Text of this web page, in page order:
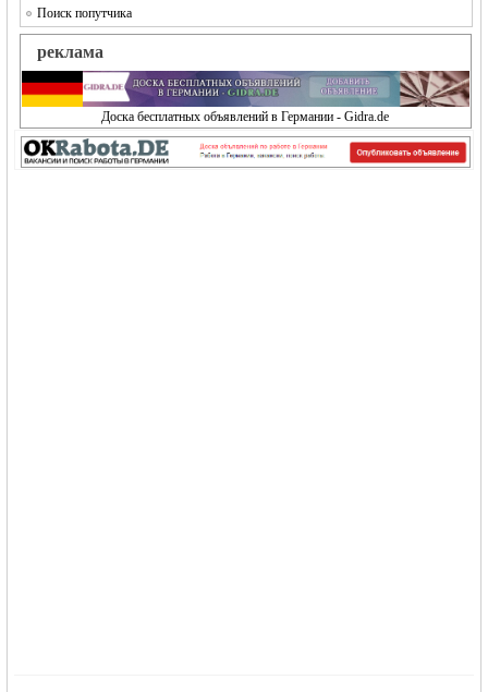
Поиск попутчика
реклама
Доска бесплатных объявлений в Германии - Gidra.de